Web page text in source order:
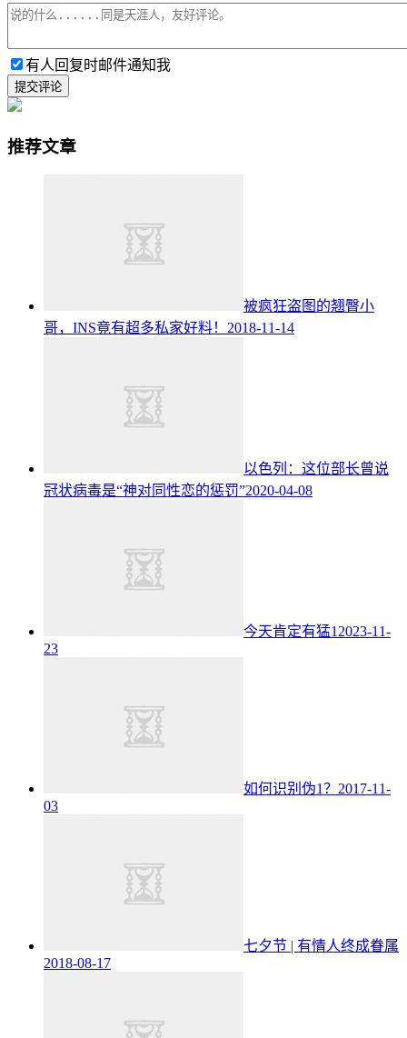
有人回复时邮件通知我
提交评论
推荐文章
被疯狂盗图的翘臀小
哥，INS竟有超多私家好料！ 2018-11-14
以色列：这位部长曾说
冠状病毒是“神对同性恋的惩罚”2020-04-08
今天肯定有猛1 2023-11-
23
如何识别伪1？ 2017-11-
03
七夕节 | 有情人终成眷属
2018-08-17